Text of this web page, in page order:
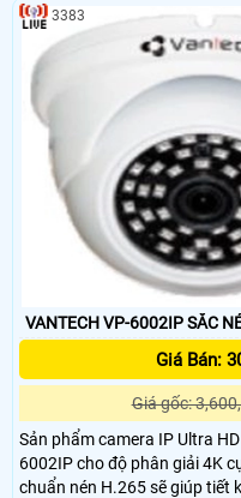
VANTECH VP-
Giá Bán:
Giá gốc:
Sản phẩm camera IP Ultra
6002IP cho độ phân giải 4K
chuẩn nén H.265 sẽ giúp tiết
3383